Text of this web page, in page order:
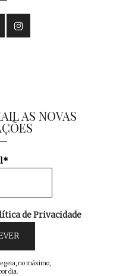
AS NOVAS
de Privacidade
gera, no máximo,
dia.